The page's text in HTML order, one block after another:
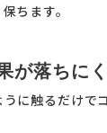
ちます。
が落ちに
に触るだけで